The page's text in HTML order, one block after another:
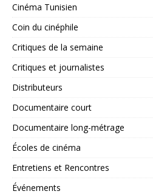
Cinéma Tunisien
Coin du cinéphile
Critiques de la semaine
Critiques et journalistes
Distributeurs
Documentaire court
Documentaire long-métrage
Écoles de cinéma
Entretiens et Rencontres
Événements